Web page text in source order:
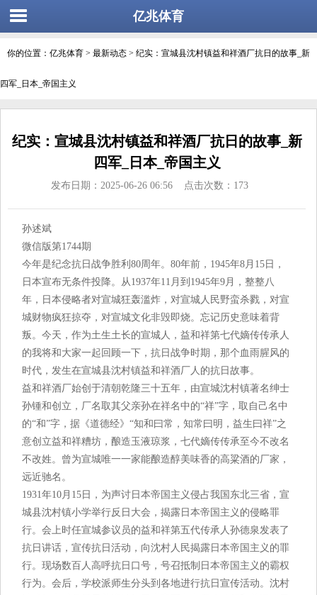
亿兆体育
你的位置： 亿兆体育 > 最新动态 > 纪实：宣城县沈村镇益和祥酒厂抗日的故事_新
四军_日本_帝国主义
纪实：宣城县沈村镇益和祥酒厂抗日的故事_新
四军_日本_帝国主义
发布日期：2025-06-26 06:56 点击次数：173
孙述斌
微信版第1744期
今年是纪念抗日战争胜利80周年。80年前，1945年8月15日，
日本宣布无条件投降。从1937年11月到1945年9月，整整八
年，日本侵略者对宣城狂轰滥炸，对宣城人民野蛮杀戮，对宣
城财物疯狂掠夺，对宣城文化非毁即烧。忘记历史意味着背
叛。今天，作为土生土长的宣城人，益和祥第七代嫡传传承人
的我将和大家一起回顾一下，抗日战争时期，那个血雨腥风的
时代，发生在宣城县沈村镇益和祥酒厂人的抗日故事。
益和祥酒厂始创于清朝乾隆三十五年，由宣城沈村镇著名绅士
孙锺和创立，厂名取其父亲孙在祥名中的“祥”字，取自己名中
的“和”字，据《道德经》“知和曰常，知常曰明，益生曰祥”之
意创立益和祥糟坊，酿造玉液琼浆，七代嫡传传承至今不改名
不改姓。曾为宣城唯一一家能酿造醇美味香的高粱酒的厂家，
远近驰名。
1931年10月15日，为声讨日本帝国主义侵占我国东北三省，宣
城县沈村镇小学举行反日大会，揭露日本帝国主义的侵略罪
行。会上时任宣城参议员的益和祥第五代传承人孙德泉发表了
抗日讲话，宣传抗日活动，向沈村人民揭露日本帝国主义的罪
行。现场数百人高呼抗日口号，号召抵制日本帝国主义的霸权
行为。会后，学校派师生分头到各地进行抗日宣传活动。沈村